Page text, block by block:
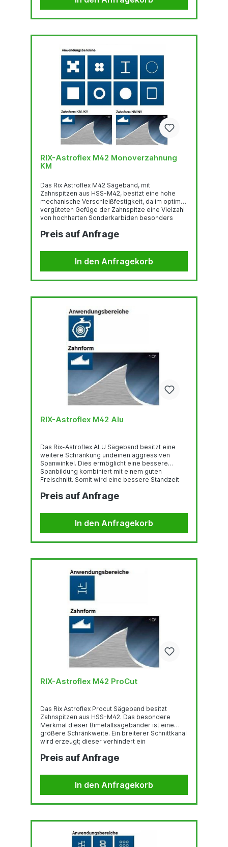
hochlegiertem, chromhaltigen Federstahl ist der
Biegewechselfestigkeit. Der...
RIX-Astroflex M42 Monoverzahnung
KM
Das Rix Astroflex M42 Sägeband, mit
Zahnspitzen aus HSS-M42, besitzt eine hohe
mechanische Verschleißfestigkeit, da im optimal
vergüteten Gefüge der Zahnspitze eine Vielzahl
von hochharten Sonderkarbiden besonders
in einer temperaturbeständigen martensitischen
Umgebung und der hohe Kobaltgehalt stehen für
eine sehr gute thermische
Verschleißfestigkeit.Das Trägerband aus
hochlegiertem, chromhaltigen Federstahl ist der
Biegewechselfestigkeit. Der...
Preis auf Anfrage
In den Anfragekorb
RIX-Astroflex M42 Alu
Das Rix-Astroflex ALU Sägeband besitzt eine
weitere Schränkung undeinen aggressiven
Spanwinkel. Dies ermöglicht eine bessere
Spanbildung kombiniert mit einem guten
Freischnitt. Somit wird eine bessere Standzeit
Preis auf Anfrage
In den Anfragekorb
RIX-Astroflex M42 ProCut
Das Rix Astroflex Procut Sägeband besitzt
Zahnspitzen aus HSS-M42. Das besondere
Merkmal dieser Bimetallsägebänder ist eine
größere Schränkweite. Ein breiterer Schnittkanal
wird erzeugt; dieser verhindert ein
einen positiven Spanwinkel von 10°. Diese
Zahnform ist besonders geeignet zum Sägen
von Vollmaterialien, dickwandigen Rohren und
allen höher legierten Werkstoffen.
Preis auf Anfrage
In den Anfragekorb